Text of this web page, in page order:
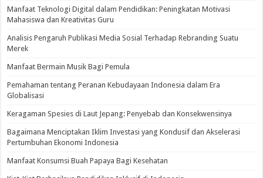
Manfaat Teknologi Digital dalam Pendidikan: Peningkatan Motivasi
Mahasiswa dan Kreativitas Guru
Analisis Pengaruh Publikasi Media Sosial Terhadap Rebranding Suatu
Merek
Manfaat Bermain Musik Bagi Pemula
Pemahaman tentang Peranan Kebudayaan Indonesia dalam Era
Globalisasi
Keragaman Spesies di Laut Jepang: Penyebab dan Konsekwensinya
Bagaimana Menciptakan Iklim Investasi yang Kondusif dan Akselerasi
Pertumbuhan Ekonomi Indonesia
Manfaat Konsumsi Buah Papaya Bagi Kesehatan